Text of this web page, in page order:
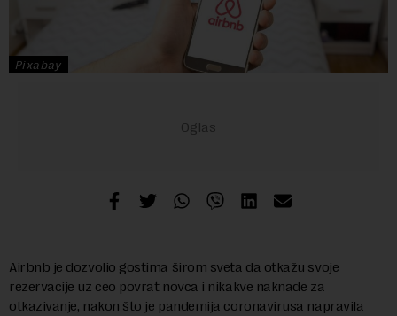
Pixabay
Airbnb je dozvolio gostima širom sveta da otkažu svoje
rezervacije uz ceo povrat novca i nikakve naknade za
otkazivanje, nakon što je pandemija coronavirusa napravila